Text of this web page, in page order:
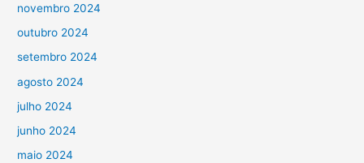
novembro 2024
outubro 2024
setembro 2024
agosto 2024
julho 2024
junho 2024
maio 2024